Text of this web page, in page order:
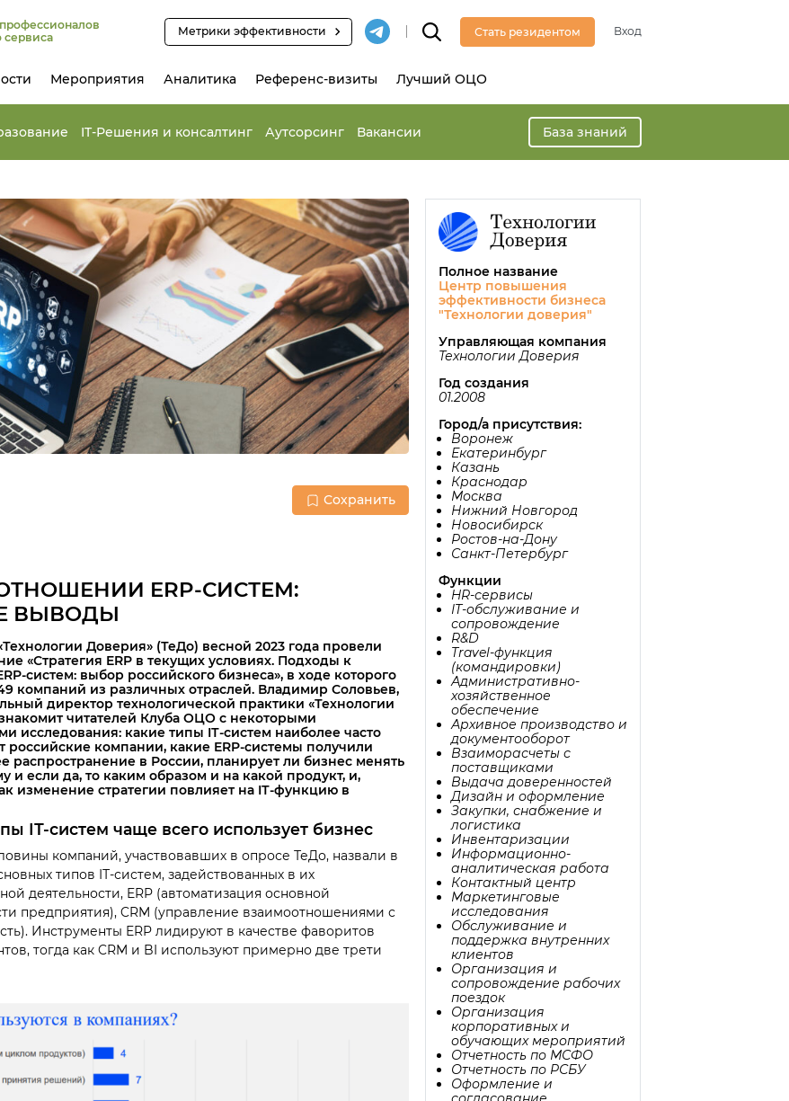
сервиса
Метрики эффективности Стать резидентом Вход
Мероприятия Аналитика Референс-визиты Лучший ОЦО
IT-Решения и консалтинг Аутсорсинг Вакансии База знаний
Сохранить
ERP-СИСТЕМ:
ВЫВОДЫ
Доверия» (ТеДо) весной 2023 года провели
«Стратегия ERP в текущих условиях. Подходы к
систем: выбор российского бизнеса», в ходе которого
компаний из различных отраслей. Владимир Соловьев,
директор технологической практики«Технологии
читателей Клуба ОЦО с некоторыми
исследования: какие типы IТ-систем наиболее часто
российские компании, какие ERP-системы получили
распространение в России, планирует ли бизнес менять
и если да, то каким образом и на какой продукт, и,
изменение стратегии повлияет на IТ-функцию в
IТ-систем чаще всего использует бизнес
компаний, участвовавших в опросе ТеДо, назвали в
типов IТ-систем, задействованных в их
деятельности, ERP (автоматизация основной
предприятия), CRM (управление взаимоотношениями с
Инструменты ERP лидируют в качестве фаворитов
тогда как CRM и BI используют примерно две трети
Полное название
Центр повышения
эффективности бизнеса
"Технологии доверия"
Управляющая компания
Технологии Доверия
Год создания
01.2008
Город/а присутствия:
Воронеж
Екатеринбург
Казань
Краснодар
Москва
Нижний Новгород
Новосибирск
Ростов-на-Дону
Санкт-Петербург
Функции
HR-сервисы
IT-обслуживание и
сопровождение
R&D
Travel-функция
(командировки)
Административно-
хозяйственное
обеспечение
Архивное производство и
документооборот
Взаиморасчеты с
поставщиками
Выдача доверенностей
Дизайн и оформление
Закупки, снабжение и
логистика
Инвентаризации
Информационно-
аналитическая работа
Контактный центр
Маркетинговые
исследования
Обслуживание и
поддержка внутренних
клиентов
Организация и
сопровождение рабочих
поездок
Организация
корпоративных и
обучающих мероприятий
Отчетность по МСФО
Отчетность по РСБУ
Оформление и